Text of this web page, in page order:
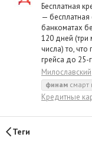
Бесплатная
—
банкоматах
120 дней (три
числа) то, что
грейса до 25-
Милославский
финам смарт
Кредитные
Теги